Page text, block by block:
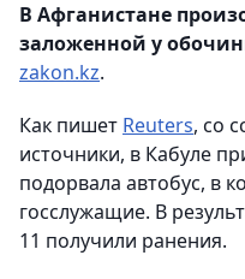
В Афганистане
заложенной у
zakon.kz.
Как пишет Reuters, со
источники, в Кабуле
подорвала автобус, в
госслужащие. В
11 получили ранения.